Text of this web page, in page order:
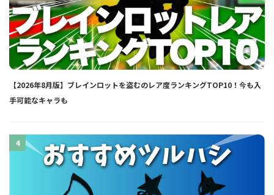
【2026年8月版】ブレインロットを盗むのレア度ランキングTOP10！今も入
手可能なキャラも
4